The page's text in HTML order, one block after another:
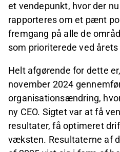
et vendepunkt, hvor der
rapporteres om et pænt
fremgang på alle de
som prioriterede ved
Helt afgørende for dette
november 2024
organisationsændring,
ny CEO. Sigtet var at få
resultater, få optimeret
væksten. Resultaterne af